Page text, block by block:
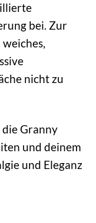
bei. Zur
nicht zu
Granny
und deinem
und Eleganz